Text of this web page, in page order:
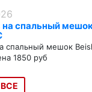
спальный
спальный мешок
1850 руб